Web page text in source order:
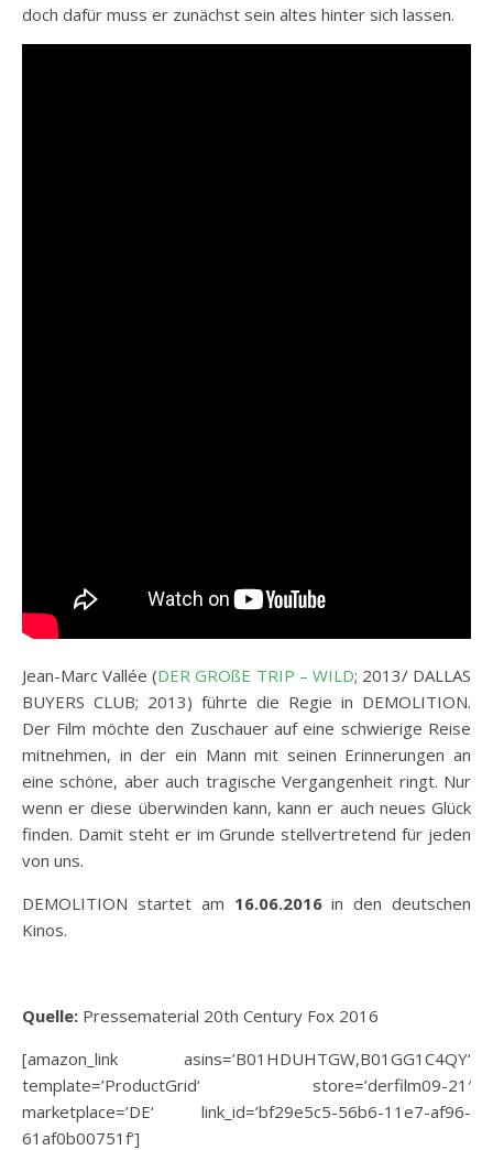
doch dafür muss er zunächst sein altes hinter sich lassen.
Jean-Marc Vallée (DER GROßE TRIP – WILD; 2013/ DALLAS
BUYERS CLUB; 2013) führte die Regie in DEMOLITION.
Der Film möchte den Zuschauer auf eine schwierige Reise
mitnehmen, in der ein Mann mit seinen Erinnerungen an
eine schöne, aber auch tragische Vergangenheit ringt. Nur
wenn er diese überwinden kann, kann er auch neues Glück
finden. Damit steht er im Grunde stellvertretend für jeden
von uns.
DEMOLITION startet am 16.06.2016in den deutschen
Kinos.
Quelle: Pressematerial 20th Century Fox 2016
[amazon_link asins=’B01HDUHTGW,B01GG1C4QY‘
template=’ProductGrid‘ store=’derfilm09-21′
marketplace=’DE‘ link_id=’bf29e5c5-56b6-11e7-af96-
61af0b00751f‘]